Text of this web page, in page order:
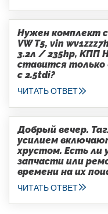
Нужен комплект
VW T5, vin
3.2л / 235hp, КПП
ставится только
с 2.5tdi?
ЧИТАТЬ ОТВЕТ
Добрый вечер.
усилием
хрустом. Есть ли
запчасти или
времени на их
ЧИТАТЬ ОТВЕТ